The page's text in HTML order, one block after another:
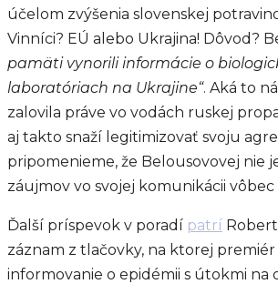
účelom zvýšenia slovenskej
Vinníci? EÚ alebo Ukrajina! Dôvod?
pamäti vynorili informácie o
laboratóriach na Ukrajine“. Aká to
zalovila práve vo vodách ruskej
aj takto snaží legitimizovať svoju
pripomenieme, že Belousovovej nie
záujmov vo svojej komunikácii vôbec
Ďalší príspevok v poradí patrí
záznam z tlačovky, na ktorej premiér
informovanie o epidémii s útokmi na